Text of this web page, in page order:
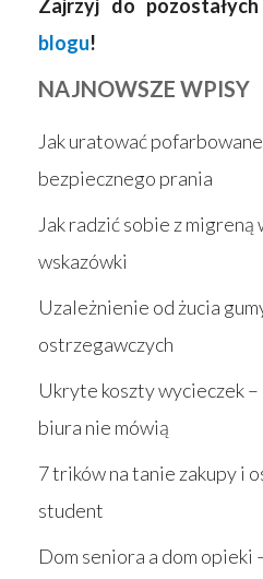
Zajrzyj do
blogu!
NAJNOWSZE WPISY
Jak uratować
bezpiecznego prania
Jak radzić sobie z migreną
wskazówki
Uzależnienie od żucia
ostrzegawczych
Ukryte koszty wycieczek –
biura nie mówią
7 trików na tanie zakupy i
student
Dom seniora a dom opieki